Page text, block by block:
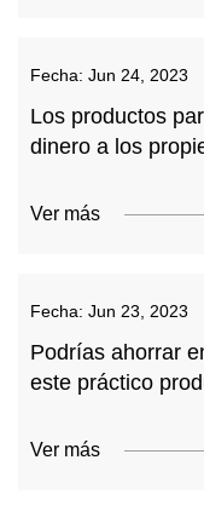
Fecha: Jun 24, 2023
Los productos
dinero a los
Ver más
Fecha: Jun 23, 2023
Podrías ahorrar
este práctico
Ver más